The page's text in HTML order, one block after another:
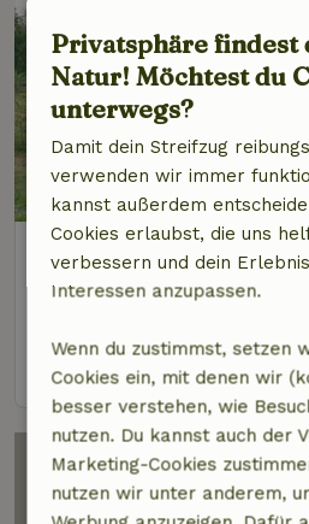
Naturhäuschen in
3 km Abstand vom Zentrum
Privatsphäre findest
Natur! Möchtest du
unterwegs?
Damit dein Streifzug
verwenden wir immer
kannst außerdem
Cookies erlaubst, die uns
verbessern und dein
Interessen anzupassen.
Wenn du zustimmst, setzen
Cookies ein, mit denen wir
besser verstehen, wie
nutzen. Du kannst auch der
Marketing-Cookies
nutzen wir unter anderem,